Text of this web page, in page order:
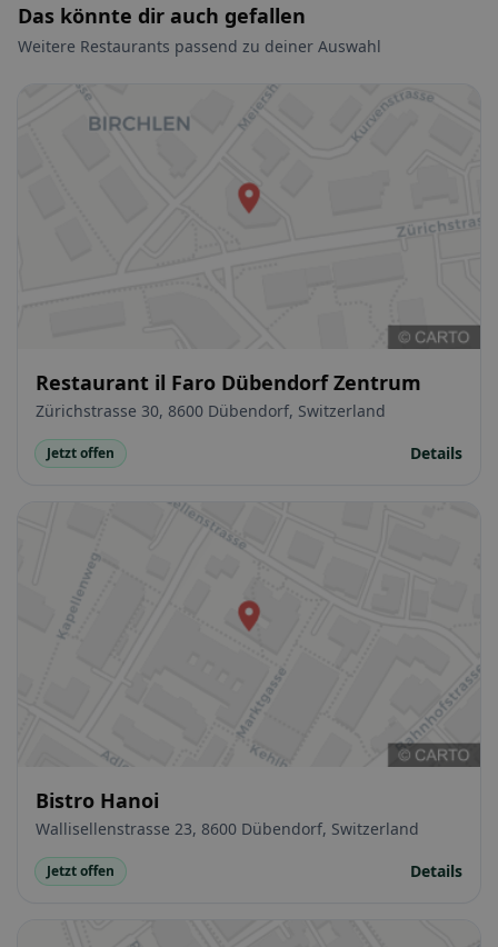
Das könnte dir auch gefallen
Weitere Restaurants passend zu deiner Auswahl
Restaurant il Faro Dübendorf Zentrum
Zürichstrasse 30, 8600 Dübendorf, Switzerland
Jetzt offen Details
Bistro Hanoi
Wallisellenstrasse 23, 8600 Dübendorf, Switzerland
Jetzt offen Details